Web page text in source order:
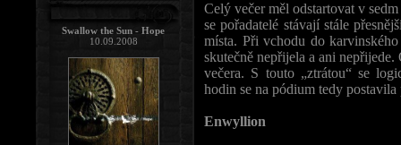
Celý večer měl odstartovat v
se pořadatelé stávají stále
místa. Při vchodu do
skutečně nepřijela a ani
večera. S touto „ztrátou“ se
hodin se na pódium tedy
Enwyllion
Swallow the Sun - Hope
10.09.2008